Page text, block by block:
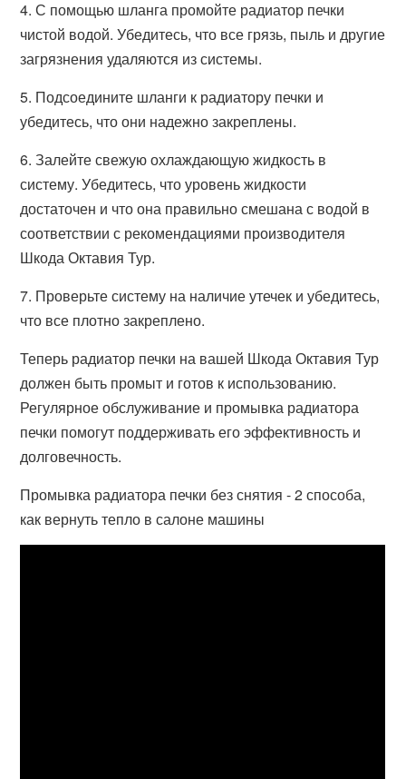
4. С помощью шланга промойте радиатор печки
чистой водой. Убедитесь, что все грязь, пыль и другие
загрязнения удаляются из системы.
5. Подсоедините шланги к радиатору печки и
убедитесь, что они надежно закреплены.
6. Залейте свежую охлаждающую жидкость в
систему. Убедитесь, что уровень жидкости
достаточен и что она правильно смешана с водой в
соответствии с рекомендациями производителя
Шкода Октавия Тур.
7. Проверьте систему на наличие утечек и убедитесь,
что все плотно закреплено.
Теперь радиатор печки на вашей Шкода Октавия Тур
должен быть промыт и готов к использованию.
Регулярное обслуживание и промывка радиатора
печки помогут поддерживать его эффективность и
долговечность.
Промывка радиатора печки без снятия - 2 способа,
как вернуть тепло в салоне машины